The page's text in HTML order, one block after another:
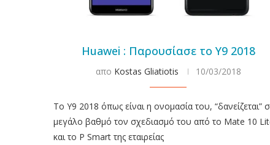
Huawei : Παρουσίασε το Y9 2018
απο Kostas Gliatiotis 10/03/2018
Το Y9 2018 όπως είναι η ονομασία του, “δανείζεται”
μεγάλο βαθμό τον σχεδιασμό του από το Mate 10
και το P Smart της εταιρείας